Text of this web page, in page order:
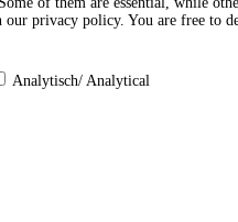
our privacy policy. You are free to
Analytisch/ Analytical